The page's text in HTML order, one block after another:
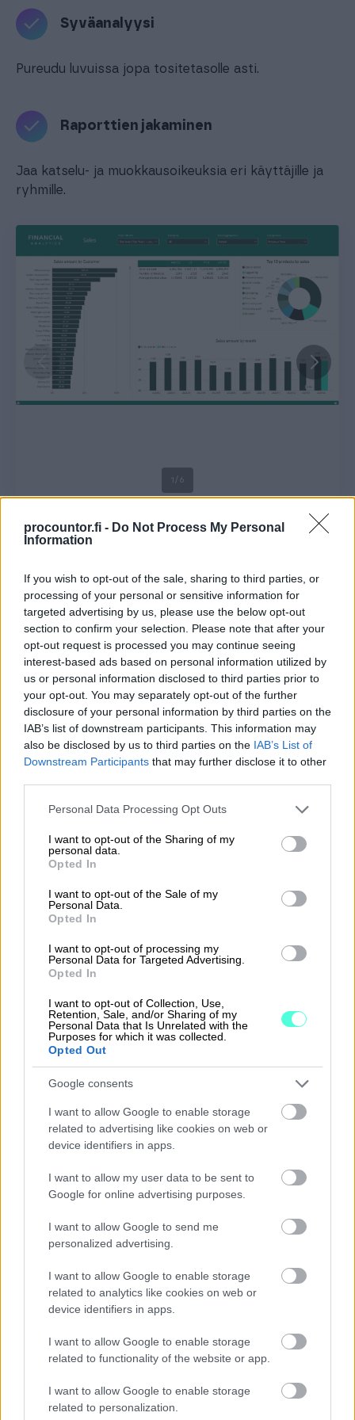
procountor.fi - Do Not Process My Personal
Information
If you wish to opt-out of the sale, sharing to third parties, or
processing of your personal or sensitive information for
targeted advertising by us, please use the below opt-out
section to confirm your selection. Please note that after your
opt-out request is processed you may continue seeing
interest-based ads based on personal information utilized by
us or personal information disclosed to third parties prior to
your opt-out. You may separately opt-out of the further
disclosure of your personal information by third parties on the
IAB’s list of downstream participants. This information may
also be disclosed by us to third parties on the IAB’s List of
Downstream Participants that may further disclose it to other
Please note that this website/app uses one or more Google
not limited to your visit or usage behaviour. You may click to
grant or deny consent to Google and its third-party tags to
use your data for below specified purposes in below Google
consent section.
Personal Data Processing Opt Outs
I want to opt-out of the Sharing of my
personal data.
Opted In
I want to opt-out of the Sale of my
Personal Data.
Opted In
I want to opt-out of processing my
Personal Data for Targeted Advertising.
Opted In
I want to opt-out of Collection, Use,
Retention, Sale, and/or Sharing of my
Personal Data that Is Unrelated with the
Purposes for which it was collected.
Opted Out
Google consents
I want to allow Google to enable storage
related to advertising like cookies on web or
device identifiers in apps.
I want to allow my user data to be sent to
Google for online advertising purposes.
I want to allow Google to send me
personalized advertising.
I want to allow Google to enable storage
related to analytics like cookies on web or
device identifiers in apps.
I want to allow Google to enable storage
related to functionality of the website or app.
I want to allow Google to enable storage
related to personalization.
Syväanalyysi
Pureudu luvuissa jopa tositetasolle asti.
Raporttien jakaminen
Jaa katselu- ja muokkausoikeuksia eri käyttäjille ja
ryhmille.
1 / 6
Asiakaskokemuksia
”BI Bookilla taloudellisen suorituskyvyn johtaminen
on kätevää ja päätökset pystytään tekemään aina
ajantasaiseen dataan perustuen. Prosessien
pullonkauloja on helpompi tunnistaa ja nähdä, mihin
resursseja kannattaisi suunnata enemmän tai
vähemmän. Myös raportointiin käytettävä
manuaalinen työ on vähentynyt huomattavasti ja
johtoryhmä voi tutustua raportteihin jo ennen
johtoryhmän kokouksia.” – Ville Mattinen,
Finago Procountor + BI Book
visualisoinnin ja raportoinnin suoran
tietokantaintegraation avulla. Näin ollen raporteillasi
sitten millainen raportti, analyysi, suunnitelma,
laskelma tai näkymä tahansa.
Kun rikastat Finago Procountorista saatuja
kirjanpitoaineiston tietoja muiden
liiketoimintajärjestelmiesi tiedoilla, saat nopeasti
kokonaiskuvan liiketoiminnastasi jokaiselta kulmalta.
Voit yhdistellä eri järjestelmien tuottamia tietoja
Finago Procountorin tietojen kanssa tarpeesi ja
mielenkiintosi mukaan.
konserni- ja franchising-yrityksille, sillä sen avulla
konsolidoit, raportoit ja vertailet kaikkien yhtiöidesi
tietoja helposti. Se mahdollistaa syväanalyysien
tekemisen, jolloin voit tehokkaasti vertailla
tuotelinjojen tai toimipaikkojen) liikevaihtoja ja
tuottavuutta keskenään.
tarjoaakin mahdollisuuden päivittää raportit ja
datan myös omatoimisesti milloin tahansa. BI Book
-välirajapinnan avulla data on valmiiksi mallinnettu
analytiikan käytön kannalta järkevästi. Sen avulla